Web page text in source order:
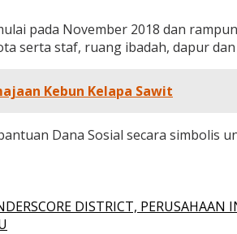
pada November 2018 dan
staf, ruang ibadah, dapur
Kebun Kelapa Sawit
Dana Sosial secara simbolis
DISTRICT,